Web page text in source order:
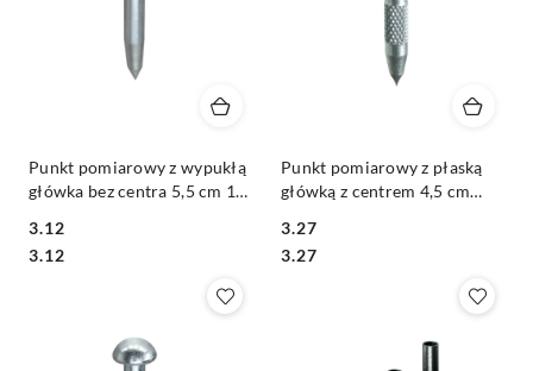
Punkt pomiarowy z wypukłą
główka bez centra 5,5 cm 10-
Cena:
3.12
Cena:
3.12
Punkt pomiarowy z płaską
główką z centrem 4,5 cm
Cena:
3.27
Cena:
3.27